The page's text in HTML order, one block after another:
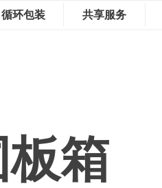
循环包装 共享服务
板箱